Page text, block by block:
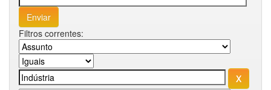
Filtros correntes: